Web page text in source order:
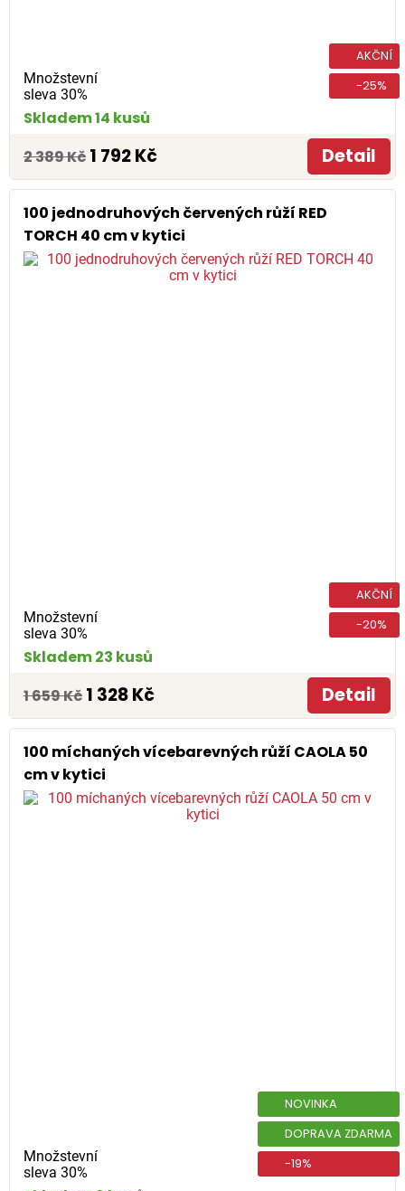
Množstevní
sleva 30%
AKČNÍ
-25%
Skladem 14 kusů
2 389 Kč 1 792 Kč Detail
100 jednodruhových červených růží RED
TORCH 40 cm v kytici
Množstevní
sleva 30%
AKČNÍ
-20%
Skladem 23 kusů
1 659 Kč 1 328 Kč Detail
100 míchaných vícebarevných růží CAOLA 50
cm v kytici
Množstevní
sleva 30%
NOVINKA
DOPRAVA ZDARMA
-19%